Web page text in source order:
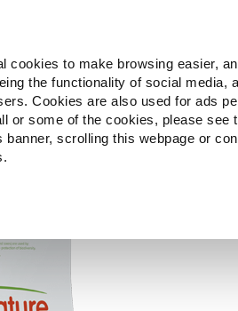
cookies to make browsing easier,
the functionality of social media,
Cookies are also used for ads
or some of the cookies, please see
scrolling this webpage or
Companion for Life Bando
to your location.